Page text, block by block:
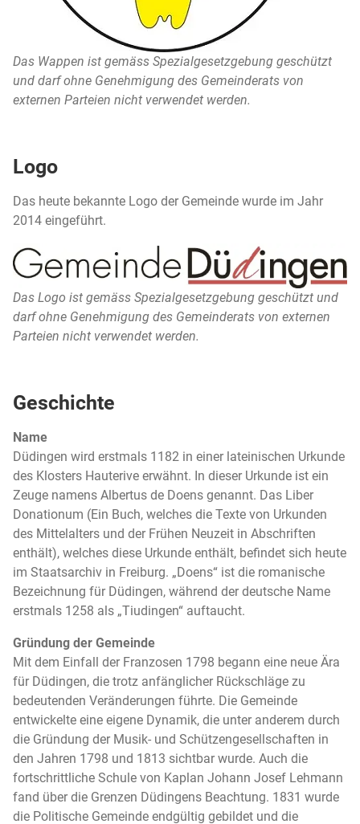
Das Wappen ist gemäss Spezialgesetzgebung geschützt
und darf ohne Genehmigung des Gemeinderats von
externen Parteien nicht verwendet werden.
Logo
Das heute bekannte Logo der Gemeinde wurde im Jahr
2014 eingeführt.
Das Logo ist gemäss Spezialgesetzgebung geschützt und
darf ohne Genehmigung des Gemeinderats von externen
Parteien nicht verwendet werden.
Geschichte
Name
Düdingen wird erstmals 1182 in einer lateinischen Urkunde
des Klosters Hauterive erwähnt. In dieser Urkunde ist ein
Zeuge namens Albertus de Doens genannt. Das Liber
Donationum (Ein Buch, welches die Texte von Urkunden
des Mittelalters und der Frühen Neuzeit in Abschriften
enthält), welches diese Urkunde enthält, befindet sich heute
im Staatsarchiv in Freiburg. „Doens“ ist die romanische
Bezeichnung für Düdingen, während der deutsche Name
erstmals 1258 als „Tiudingen“ auftaucht.
Gründung der Gemeinde
Mit dem Einfall der Franzosen 1798 begann eine neue Ära
für Düdingen, die trotz anfänglicher Rückschläge zu
bedeutenden Veränderungen führte. Die Gemeinde
entwickelte eine eigene Dynamik, die unter anderem durch
die Gründung der Musik- und Schützengesellschaften in
den Jahren 1798 und 1813 sichtbar wurde. Auch die
fortschrittliche Schule von Kaplan Johann Josef Lehmann
fand über die Grenzen Düdingens Beachtung. 1831 wurde
die Politische Gemeinde endgültig gebildet und die